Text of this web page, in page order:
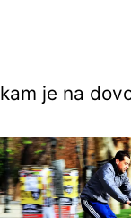
kam je na